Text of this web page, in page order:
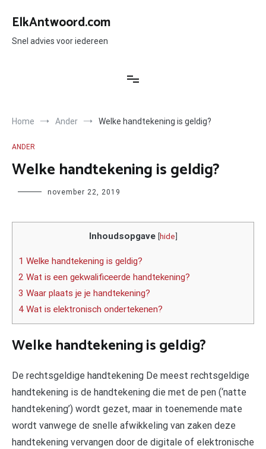
naar
inhoud
ElkAntwoord.com
Snel advies voor iedereen
Home Ander Welke handtekening is geldig?
ANDER
Welke handtekening is geldig?
Author november 22, 2019
Inhoudsopgave [hide]
1 Welke handtekening is geldig?
2 Wat is een gekwalificeerde handtekening?
3 Waar plaats je je handtekening?
4 Wat is elektronisch ondertekenen?
Welke handtekening is geldig?
De rechtsgeldige handtekening De meest rechtsgeldige
handtekening is de handtekening die met de pen (‘natte
handtekening’) wordt gezet, maar in toenemende mate
wordt vanwege de snelle afwikkeling van zaken deze
handtekening vervangen door de digitale of elektronische